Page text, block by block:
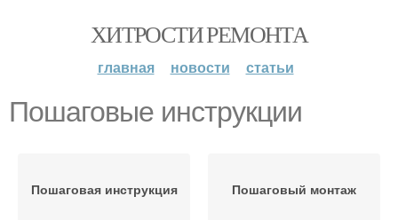
ХИТРОСТИ РЕМОНТА
главная новости статьи
Пошаговые инструкции
Пошаговая инструкция Пошаговый монтаж